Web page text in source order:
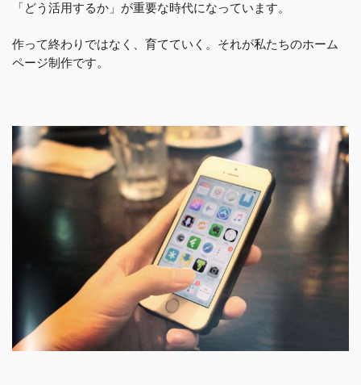
「どう活用するか」が重要な時代になっています。
作って終わりではなく、育てていく。それが私たちのホーム
ページ制作です。